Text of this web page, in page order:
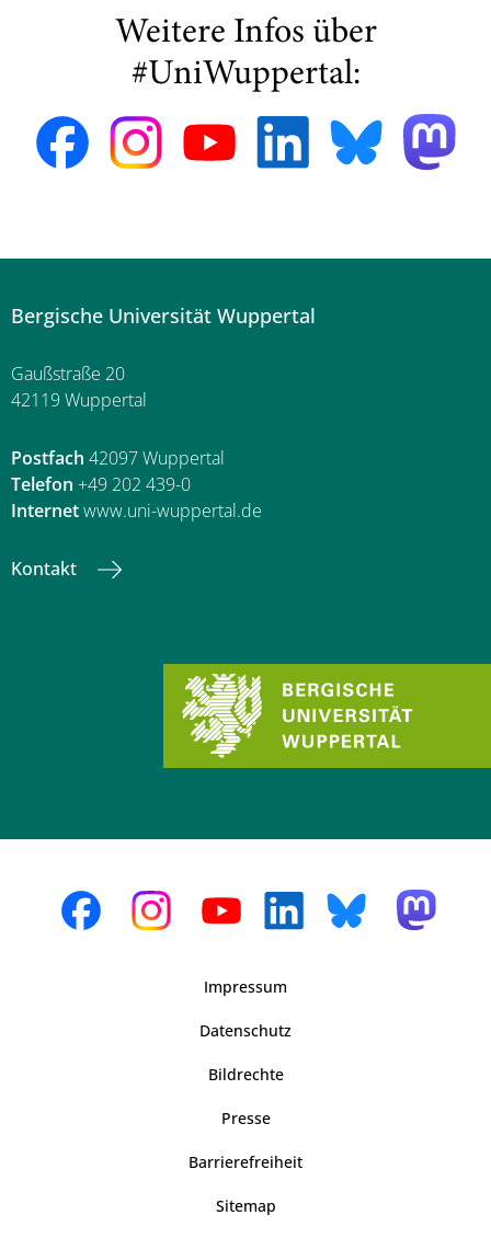
Weitere Infos über
#UniWuppertal:
Bergische Universität Wuppertal
Gaußstraße 20
42119 Wuppertal
Postfach 42097 Wuppertal
Telefon +49 202 439-0
Internetwww.uni-wuppertal.de
Kontakt
Impressum
Datenschutz
Bildrechte
Presse
Barrierefreiheit
Sitemap